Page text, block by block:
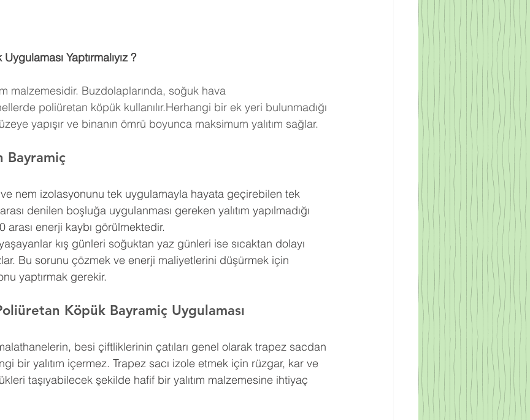
Yaptırmalıyız ?
malzemesidir. Buzdolaplarında, soğuk hava
poliüretan köpük kullanılır.Herhangi bir ek yeri bulunmadığı
yapışır ve binanın ömrü boyunca maksimum yalıtım sağlar.
Bayramiç
ve nem izolasyonunu tek uygulamayla hayata geçirebilen tek
denilen boşluğa uygulanması gereken yalıtım yapılmadığı
enerji kaybı görülmektedir.
kış günleri soğuktan yaz günleri ise sıcaktan dolayı
Bu sorunu çözmek ve enerji maliyetlerini düşürmek için
yaptırmak gerekir.
Köpük Bayramiç Uygulaması
besi çiftliklerinin çatıları genel olarak trapez sacdan
bir yalıtım içermez. Trapez sacı izole etmek için rüzgar, kar ve
taşıyabilecek şekilde hafif bir yalıtım malzemesine ihtiyaç